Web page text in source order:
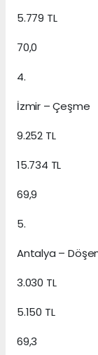
5.779 TL
70,0
4.
İzmir – Çeşme
9.252 TL
15.734 TL
69,9
5.
Antalya –
3.030 TL
5.150 TL
69,3